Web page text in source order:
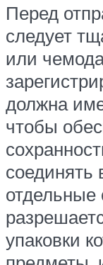
Перед
следует
или
должна
чтобы
соединять
упаковки